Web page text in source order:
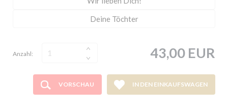
Anzahl: 43,00 EUR
IN DEN EINKAUFSWAGEN
VORSCHAU